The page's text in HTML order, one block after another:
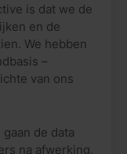
is dat we de
en de
We hebben
–
van ons
de data
na afwerking,